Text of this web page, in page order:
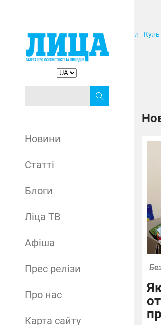
Новини
Статті
Блоги
Ліца ТВ
Афіша
Прес релізи
Про нас
Карта сайту
Корупція
Кримінал